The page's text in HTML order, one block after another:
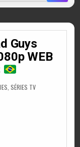
Guys
WEB
SÉRIES TV